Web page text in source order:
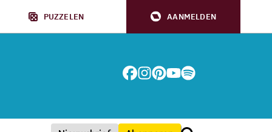
PUZZELEN AANMELDEN